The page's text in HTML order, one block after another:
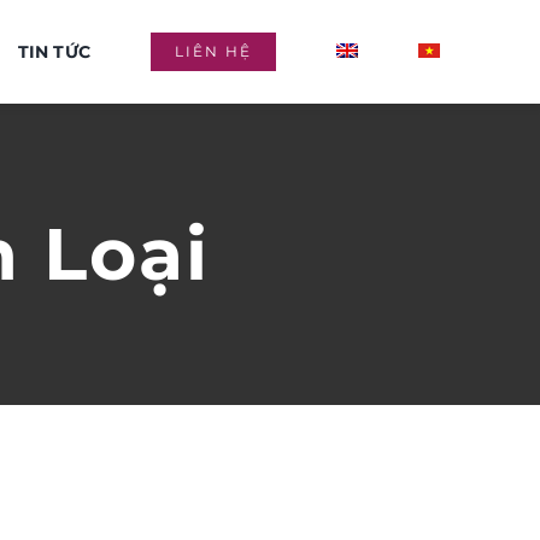
TIN TỨC LIÊN HỆ
Loại